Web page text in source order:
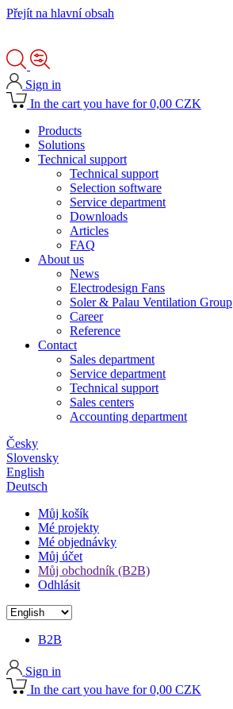
Přejít na hlavní obsah
Sign in
In the cart you have for 0,00 CZK
Products
Solutions
Technical support
Technical support
Selection software
Service department
Downloads
Articles
FAQ
About us
News
Electrodesign Fans
Soler & Palau Ventilation Group
Career
Reference
Contact
Sales department
Service department
Technical support
Sales centers
Accounting department
Česky
Slovensky
English
Deutsch
Můj košík
Mé projekty
Mé objednávky
Můj účet
Můj obchodník (B2B)
Odhlásit
B2B
Sign in
In the cart you have for 0,00 CZK